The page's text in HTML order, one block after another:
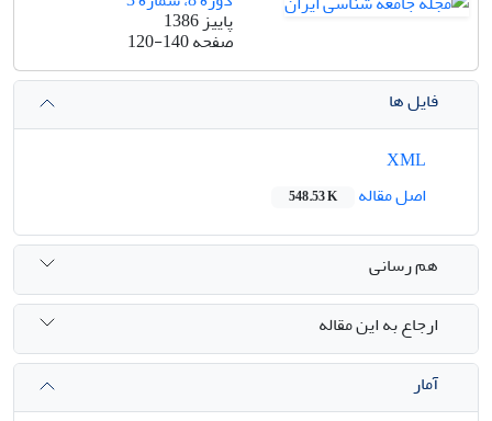
پاییز 1386
صفحه120-140
فایل ها
اصل مقاله
548.53 K
هم رسانی
ارجاع به این مقاله
آمار